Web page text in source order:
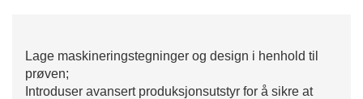
Lage maskineringstegninger og design i henhold til
prøven;
Introduser avansert produksjonsutstyr for å sikre at